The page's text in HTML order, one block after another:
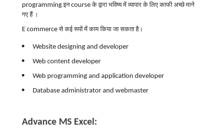
programmingइनcourseके द्वारा भविष्य में व्यापार के लिए काफी अच्छे माने
गए हैं
।
E commerceसे कई रूपों में काम किया जा सकता है।
Website designing and developer
Web content developer
Web programming and application developer
Database administrator and webmaster
Advance MS Excel: